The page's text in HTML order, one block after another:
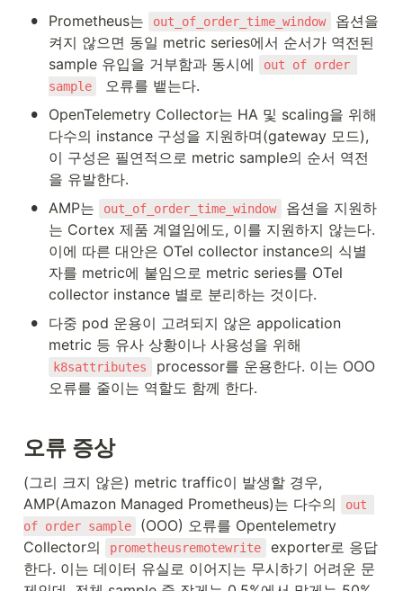
• Prometheus는 out_of_order_time_window
옵션을
켜지 않으면 동일 metric series에서 순서가 역전된
sample 유입을 거부함과 동시에
out of order
sample
  오류를 뱉는다.
•
OpenTelemetry Collector는 HA 및 scaling을 위해
다수의 instance 구성을 지원하며(gateway 모드),
이 구성은 필연적으로 metric sample의 순서 역전
을 유발한다.
• AMP는 out_of_order_time_window
옵션을 지원하
는 Cortex 제품 계열임에도, 이를 지원하지 않는다.
이에 따른 대안은 OTel collector instance의 식별
자를 metric에 붙임으로 metric series를 OTel
collector instance 별로 분리하는 것이다.
•
다중 pod 운용이 고려되지 않은 appolication
k8sattributes
processor를 운용한다. 이는 OOO
오류를 줄이는 역할도 함께 한다.
오류 증상
(그리 크지 않은) metric traffic이 발생할 경우,
AMP(Amazon Managed Prometheus)는 다수의
out
of order sample
(OOO) 오류를 Opentelemetry
Collector의
prometheusremotewrite
exporter로 응답
한다. 이는 데이터 유실로 이어지는 무시하기 어려운 문